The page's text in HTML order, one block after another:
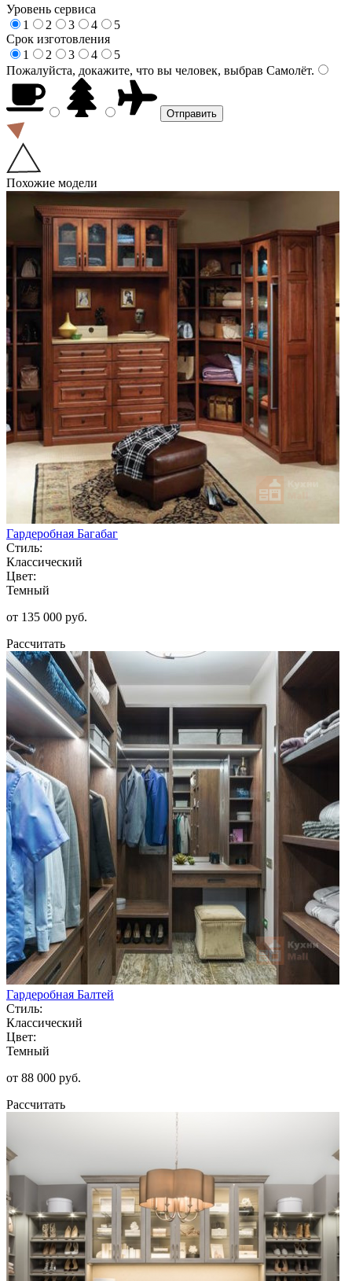
Уровень сервиса
1
2 3 4
5
Срок изготовления
1
2 3 4
5
Пожалуйста, докажите, что вы человек, выбрав Самолёт.
Похожие модели
Гардеробная Багабаг
Стиль:
Классический
Цвет:
Темный
от 135 000 руб.
Рассчитать
Гардеробная Балтей
Стиль:
Классический
Цвет:
Темный
от 88 000 руб.
Рассчитать